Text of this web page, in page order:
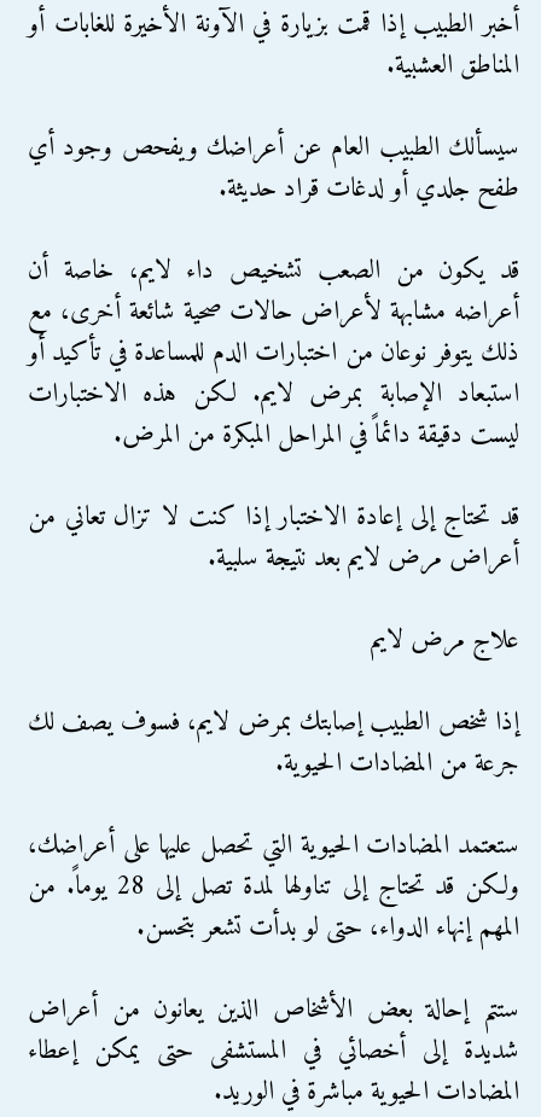
أخبر الطبيب إذا قمت بزيارة في الآونة الأخيرة للغابات أو
المناطق العشبية.
سيسألك الطبيب العام عن أعراضك ويفحص وجود أي
طفح جلدي أو لدغات قراد حديثة.
قد يكون من الصعب تشخيص داء لايم، خاصة أن
أعراضه مشابهة لأعراض حالات صحية شائعة أخرى، مع
ذلك يتوفر نوعان من اختبارات الدم للمساعدة في تأكيد أو
استبعاد الإصابة بمرض لايم. لكن هذه الاختبارات
ليست دقيقة دائماً في المراحل المبكرة من المرض.
قد تحتاج إلى إعادة الاختبار إذا كنت لا تزال تعاني من
أعراض مرض لايم بعد نتيجة سلبية.
علاج مرض لايم
إذا شخص الطبيب إصابتك بمرض لايم، فسوف يصف لك
جرعة من المضادات الحيوية.
ستعتمد المضادات الحيوية التي تحصل عليها على أعراضك،
ولكن قد تحتاج إلى تناولها لمدة تصل إلى 28 يوماً. من
المهم إنهاء الدواء، حتى لو بدأت تشعر بتحسن.
ستتم إحالة بعض الأشخاص الذين يعانون من أعراض
شديدة إلى أخصائي في المستشفى حتى يمكن إعطاء
المضادات الحيوية مباشرة في الوريد.